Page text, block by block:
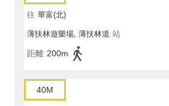
往 華富(北)
薄扶林遊樂場, 薄扶林道 站
距離 200m
40M